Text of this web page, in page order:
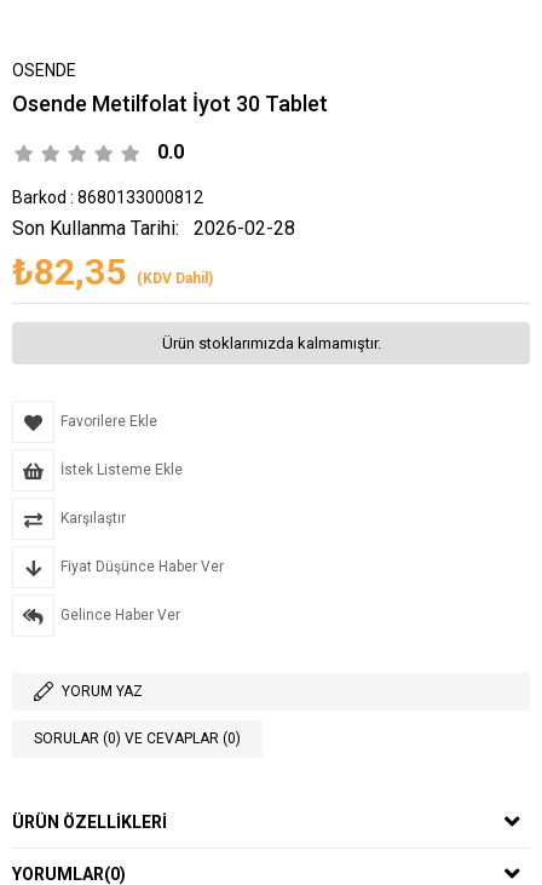
OSENDE
Osende Metilfolat İyot 30 Tablet
0.0
Barkod : 8680133000812
₺82,35 (KDV Dahil)
Son Kullanma Tarihi: 2026-02-28
Ürün stoklarımızda kalmamıştır.
Favorilere Ekle
İstek Listeme Ekle
Karşılaştır
Fiyat Düşünce Haber Ver
Gelince Haber Ver
YORUM YAZ
SORULAR (0) VE CEVAPLAR (0)
ÜRÜN ÖZELLIKLERI
YORUMLAR(0)